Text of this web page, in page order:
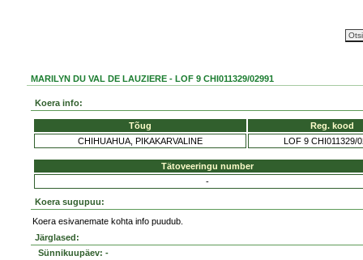
MARILYN DU VAL DE LAUZIERE - LOF 9 CHI011329/02991
Koera info:
Tõug
Reg. kood
CHIHUAHUA, PIKAKARVALINE
LOF 9 CHI011329/
Tätoveeringu number
-
Koera sugupuu:
Koera esivanemate kohta info puudub.
Järglased:
Sünnikuupäev: -